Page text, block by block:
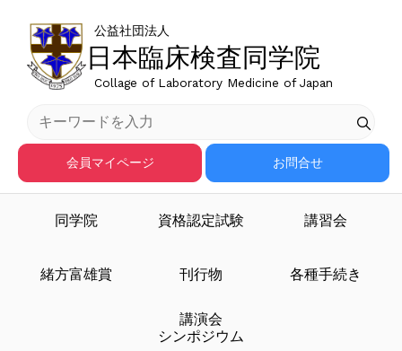
日本臨床検査同学院
公益社団法人
Collage of Laboratory Medicine of Japan
会員マイページ お問合せ
同学院 資格認定試験 講習会
緒方富雄賞 刊行物 各種手続き
講演会
シンポジウム